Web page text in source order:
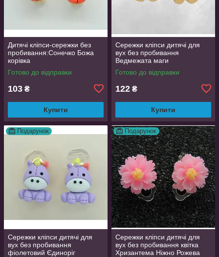
Дитячі кліпси-сережки без
пробивання:Сонечко Божа
корівка
Готово до відправки
103 ₴
Купити
Сережки кліпси дитячі для
вух без пробивання
Ведмежата маги
Готово до відправки
122 ₴
Купити
Подарунок
Сережки кліпси дитячі для
вух без пробивання
фіолетовий Єдиноріг
Подарунок
Сережки кліпси дитячі для
вух без пробивання квітка
Хризантема Ніжно Рожева